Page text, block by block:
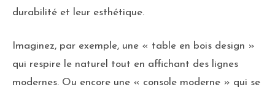
durabilité et leur esthétique.
Imaginez, par exemple, une « table en bois design »
qui respire le naturel tout en affichant des lignes
modernes. Ou encore une « console moderne » qui se